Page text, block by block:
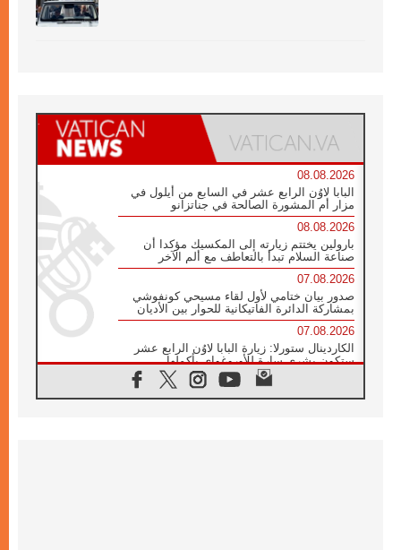
08.08.2026
البابا لاوُن الرابع عشر في السابع من أيلول في
مزار أم المشورة الصالحة في جناتزانو
08.08.2026
بارولين يختتم زيارته إلى المكسيك مؤكدا أن
صناعة السلام تبدأ بالتعاطف مع ألم الآخر
07.08.2026
صدور بيان ختامي لأول لقاء مسيحي كونفوشي
بمشاركة الدائرة الفاتيكانية للحوار بين الأديان
07.08.2026
الكاردينال ستورلا: زيارة البابا لاوُن الرابع عشر
ستكون بشرى سارة للأوروغواي بأكملها
الفاتيكان يعلن برنامج الزيارة الرسولية للبابا لاوُن